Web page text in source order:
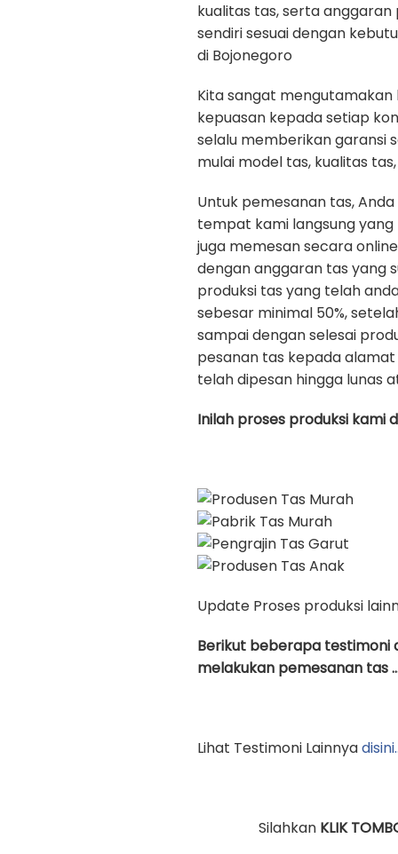
kualitas tas, serta
sendiri sesuai dengan
di Bojonegoro
Kita sangat mengutamakan
kepuasan kepada setiap
selalu memberikan garansi
mulai model tas, kualitas
Untuk pemesanan tas,
tempat kami langsung yang
juga memesan secara
dengan anggaran tas yang
produksi tas yang telah
sebesar minimal 50%,
sampai dengan selesai
pesanan tas kepada
telah dipesan hingga lunas
Inilah proses produksi kami
Update Proses produksi
Berikut beberapa testimoni
melakukan pemesanan tas
Lihat Testimoni Lainnya
Silahkan KLIK